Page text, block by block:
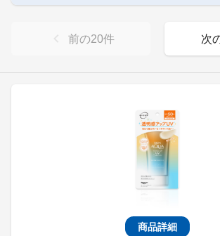
商品詳細
前の20件 次